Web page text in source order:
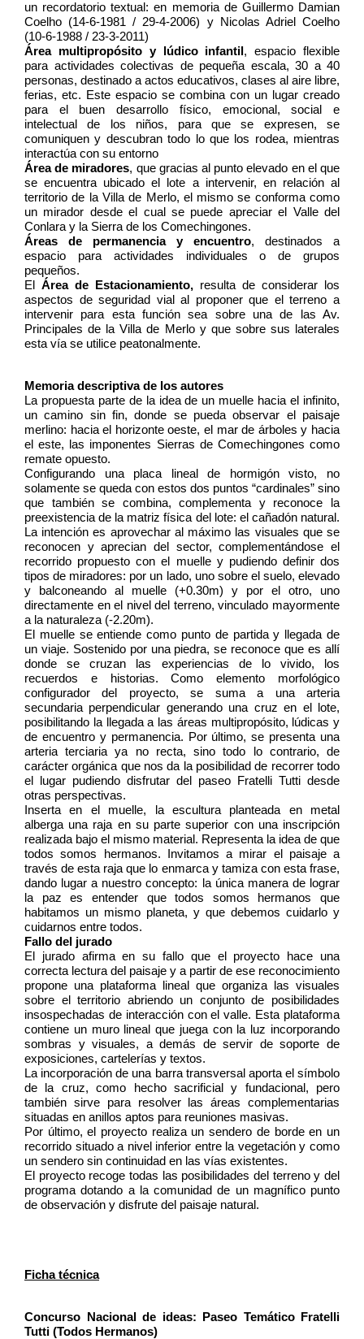
un recordatorio textual: en memoria de Guillermo Damian
Coelho (14-6-1981 / 29-4-2006) y Nicolas Adriel Coelho
(10-6-1988 / 23-3-2011)
Área multipropósito y lúdico infantil , espacio flexible
para actividades colectivas de pequeña escala, 30 a 40
personas, destinado a actos educativos, clases al aire libre,
ferias, etc. Este espacio se combina con un lugar creado
para el buen desarrollo físico, emocional, social e
intelectual de los niños, para que se expresen, se
comuniquen y descubran todo lo que los rodea, mientras
interactúa con su entorno
Área de miradores, que gracias al punto elevado en el que
se encuentra ubicado el lote a intervenir, en relación al
territorio de la Villa de Merlo, el mismo se conforma como
un mirador desde el cual se puede apreciar el Valle del
Conlara y la Sierra de los Comechingones.
Áreas de permanencia y encuentro, destinados a
espacio para actividades individuales o de grupos
pequeños.
El Área de Estacionamiento, resulta de considerar los
aspectos de seguridad vial al proponer que el terreno a
intervenir para esta función sea sobre una de las Av.
Principales de la Villa de Merlo y que sobre sus laterales
esta vía se utilice peatonalmente.
Memoria descriptiva de los autores
La propuesta parte de la idea de un muelle hacia el infinito,
un camino sin fin, donde se pueda observar el paisaje
merlino: hacia el horizonte oeste, el mar de árboles y hacia
el este, las imponentes Sierras de Comechingones como
remate opuesto.
Configurando una placa lineal de hormigón visto, no
solamente se queda con estos dos puntos “cardinales” sino
que también se combina, complementa y reconoce la
preexistencia de la matriz física del lote: el cañadón natural.
La intención es aprovechar al máximo las visuales que se
reconocen y aprecian del sector, complementándose el
recorrido propuesto con el muelle y pudiendo definir dos
tipos de miradores: por un lado, uno sobre el suelo, elevado
y balconeando al muelle (+0.30m) y por el otro, uno
directamente en el nivel del terreno, vinculado mayormente
a la naturaleza (-2.20m).
El muelle se entiende como punto de partida y llegada de
un viaje. Sostenido por una piedra, se reconoce que es allí
donde se cruzan las experiencias de lo vivido, los
recuerdos e historias. Como elemento morfológico
configurador del proyecto, se suma a una arteria
secundaria perpendicular generando una cruz en el lote,
posibilitando la llegada a las áreas multipropósito, lúdicas y
de encuentro y permanencia. Por último, se presenta una
arteria terciaria ya no recta, sino todo lo contrario, de
carácter orgánica que nos da la posibilidad de recorrer todo
el lugar pudiendo disfrutar del paseo Fratelli Tutti desde
otras perspectivas.
Inserta en el muelle, la escultura planteada en metal
alberga una raja en su parte superior con una inscripción
realizada bajo el mismo material. Representa la idea de que
todos somos hermanos. Invitamos a mirar el paisaje a
través de esta raja que lo enmarca y tamiza con esta frase,
dando lugar a nuestro concepto: la única manera de lograr
la paz es entender que todos somos hermanos que
habitamos un mismo planeta, y que debemos cuidarlo y
cuidarnos entre todos.
Fallo del jurado
El jurado afirma en su fallo que el proyecto hace una
correcta lectura del paisaje y a partir de ese reconocimiento
propone una plataforma lineal que organiza las visuales
sobre el territorio abriendo un conjunto de posibilidades
insospechadas de interacción con el valle. Esta plataforma
contiene un muro lineal que juega con la luz incorporando
sombras y visuales, a demás de servir de soporte de
exposiciones, cartelerías y textos.
La incorporación de una barra transversal aporta el símbolo
de la cruz, como hecho sacrificial y fundacional, pero
también sirve para resolver las áreas complementarias
situadas en anillos aptos para reuniones masivas.
Por último, el proyecto realiza un sendero de borde en un
recorrido situado a nivel inferior entre la vegetación y como
un sendero sin continuidad en las vías existentes.
El proyecto recoge todas las posibilidades del terreno y del
programa dotando a la comunidad de un magnífico punto
de observación y disfrute del paisaje natural.
Ficha técnica
Concurso Nacional de ideas: Paseo Temático Fratelli
Tutti (Todos Hermanos)